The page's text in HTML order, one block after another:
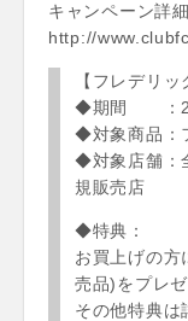
キャンペーン詳細
http://
【フレデリ
◆期間 ：
◆対象商品：
◆対象店舗：
規販売店
◆特典：
お買上げの方
売品)をプレ
その他特典は